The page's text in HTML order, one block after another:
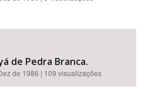
de Pedra Branca.
de 1986 | 109 visualizações